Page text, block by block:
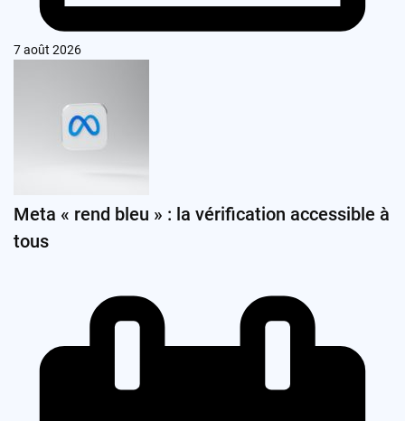
7 août 2026
Meta « rend bleu » : la vérification accessible à
tous